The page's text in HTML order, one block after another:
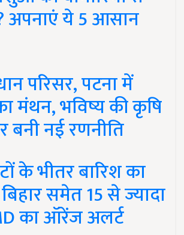
अपनाएं ये 5 आसान
परिसर, पटना में
मंथन, भविष्य की कृषि
बनी नई रणनीति
के भीतर बारिश का
समेत 15 से ज्यादा
का ऑरेंज अलर्ट